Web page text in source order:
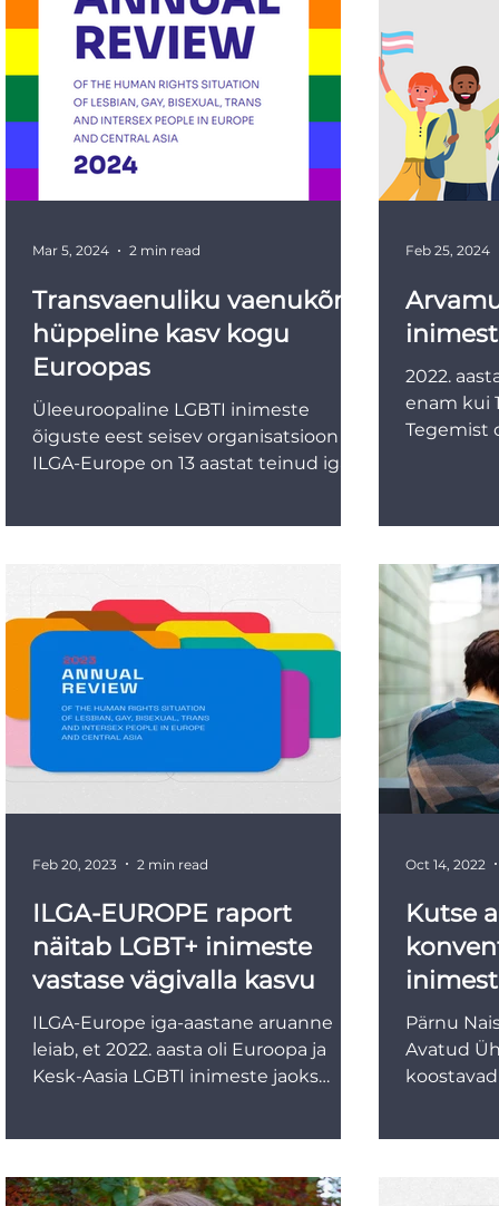
Transvaenuliku vaenukõne
hüppeline kasv kogu
Euroopas
Üleeuroopaline LGBTI inimeste
õiguste eest seisev organisatsioon
ILGA-Europe on 13 aastat teinud iga-
Mar 5, 2024 2 min read
2022.
enam kui
Tegemist
Feb 25, 2024
ILGA-EUROPE raport
näitab LGBT+ inimeste
vastase vägivalla kasvu
ILGA-Europe iga-aastane aruanne
leiab, et 2022. aasta oli Euroopa ja
Kesk-Aasia LGBTI inimeste jaoks
Feb 20, 2023 2 min read
Kutse
Pärnu
Avatud
Oct 14, 2022